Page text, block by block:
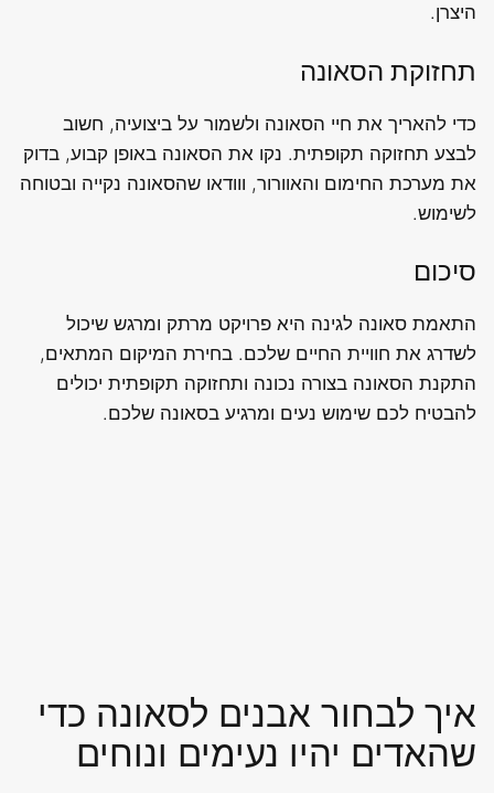
היצרן.
תחזוקת הסאונה
כדי להאריך את חיי הסאונה ולשמור על ביצועיה, חשוב
לבצע תחזוקה תקופתית. נקו את הסאונה באופן קבוע, בדוק
את מערכת החימום והאוורור, ווודאו שהסאונה נקייה ובטוחה
לשימוש.
סיכום
התאמת סאונה לגינה היא פרויקט מרתק ומרגש שיכול
לשדרג את חוויית החיים שלכם. בחירת המיקום המתאים,
התקנת הסאונה בצורה נכונה ותחזוקה תקופתית יכולים
להבטיח לכם שימוש נעים ומרגיע בסאונה שלכם.
איך לבחור אבנים לסאונה כדי
שהאדים יהיו נעימים ונוחים